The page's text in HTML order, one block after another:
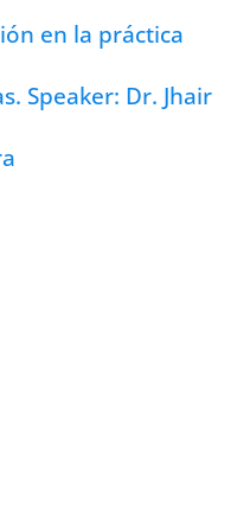
en la práctica
Speaker: Dr. Jhair